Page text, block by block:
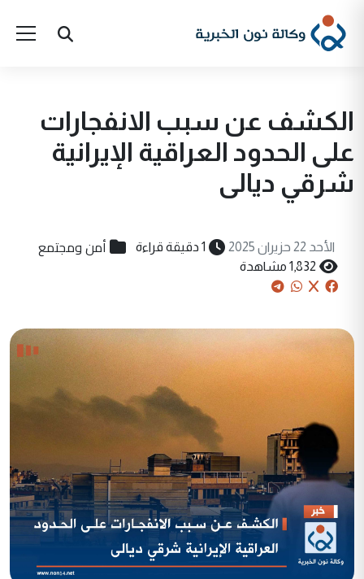
الكشف عن سبب الانفجارات
على الحدود العراقية الإيرانية
شرقي ديالى
الأحد 22 حزيران 2025 1 دقيقة قراءة أمن ومجتمع
1,832 مشاهدة